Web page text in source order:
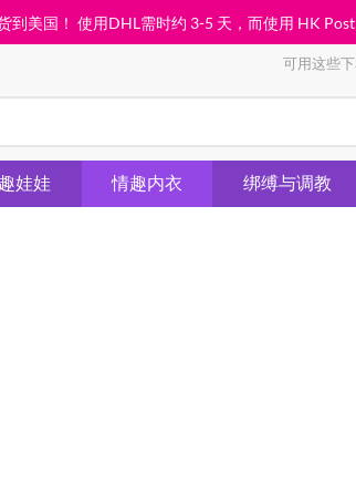
到美国！ 使用DHL需时约 3-5 天，而使用 HK
可用这些
娃娃 情趣内衣 绑缚与调教